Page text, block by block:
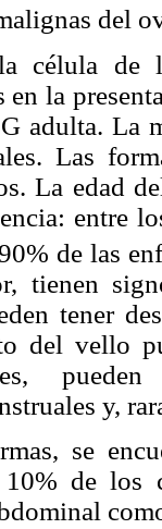
del
célula de
en la
adulta. La
Las
La edad
entre
de las
tienen
tener
del vello
y,
se
de los